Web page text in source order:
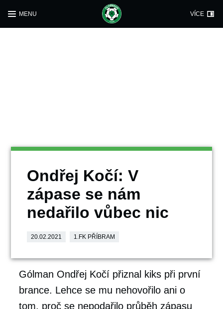
MENU VÍCE
Ondřej Kočí: V
zápase se nám
nedařilo vůbec nic
20.02.2021 1.FK PŘÍBRAM
Gólman Ondřej Kočí přiznal kiks při první
brance. Lehce se mu nehovořilo ani o
tom, proč se nepodařilo průběh zápasu